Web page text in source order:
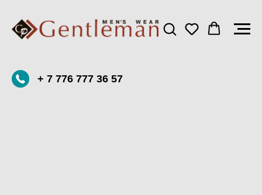
+ 7 776 777 36 57